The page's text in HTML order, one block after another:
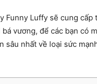
Funny Luffy sẽ cung cấp
vương, để các bạn có
sâu nhất về loại sức